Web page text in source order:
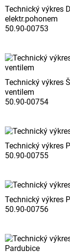
Technický výkres
elektr.pohonem
50.90-00753
Technický výkres
ventilem
50.90-00754
Technický výkres
50.90-00755
Technický výkres
50.90-00756